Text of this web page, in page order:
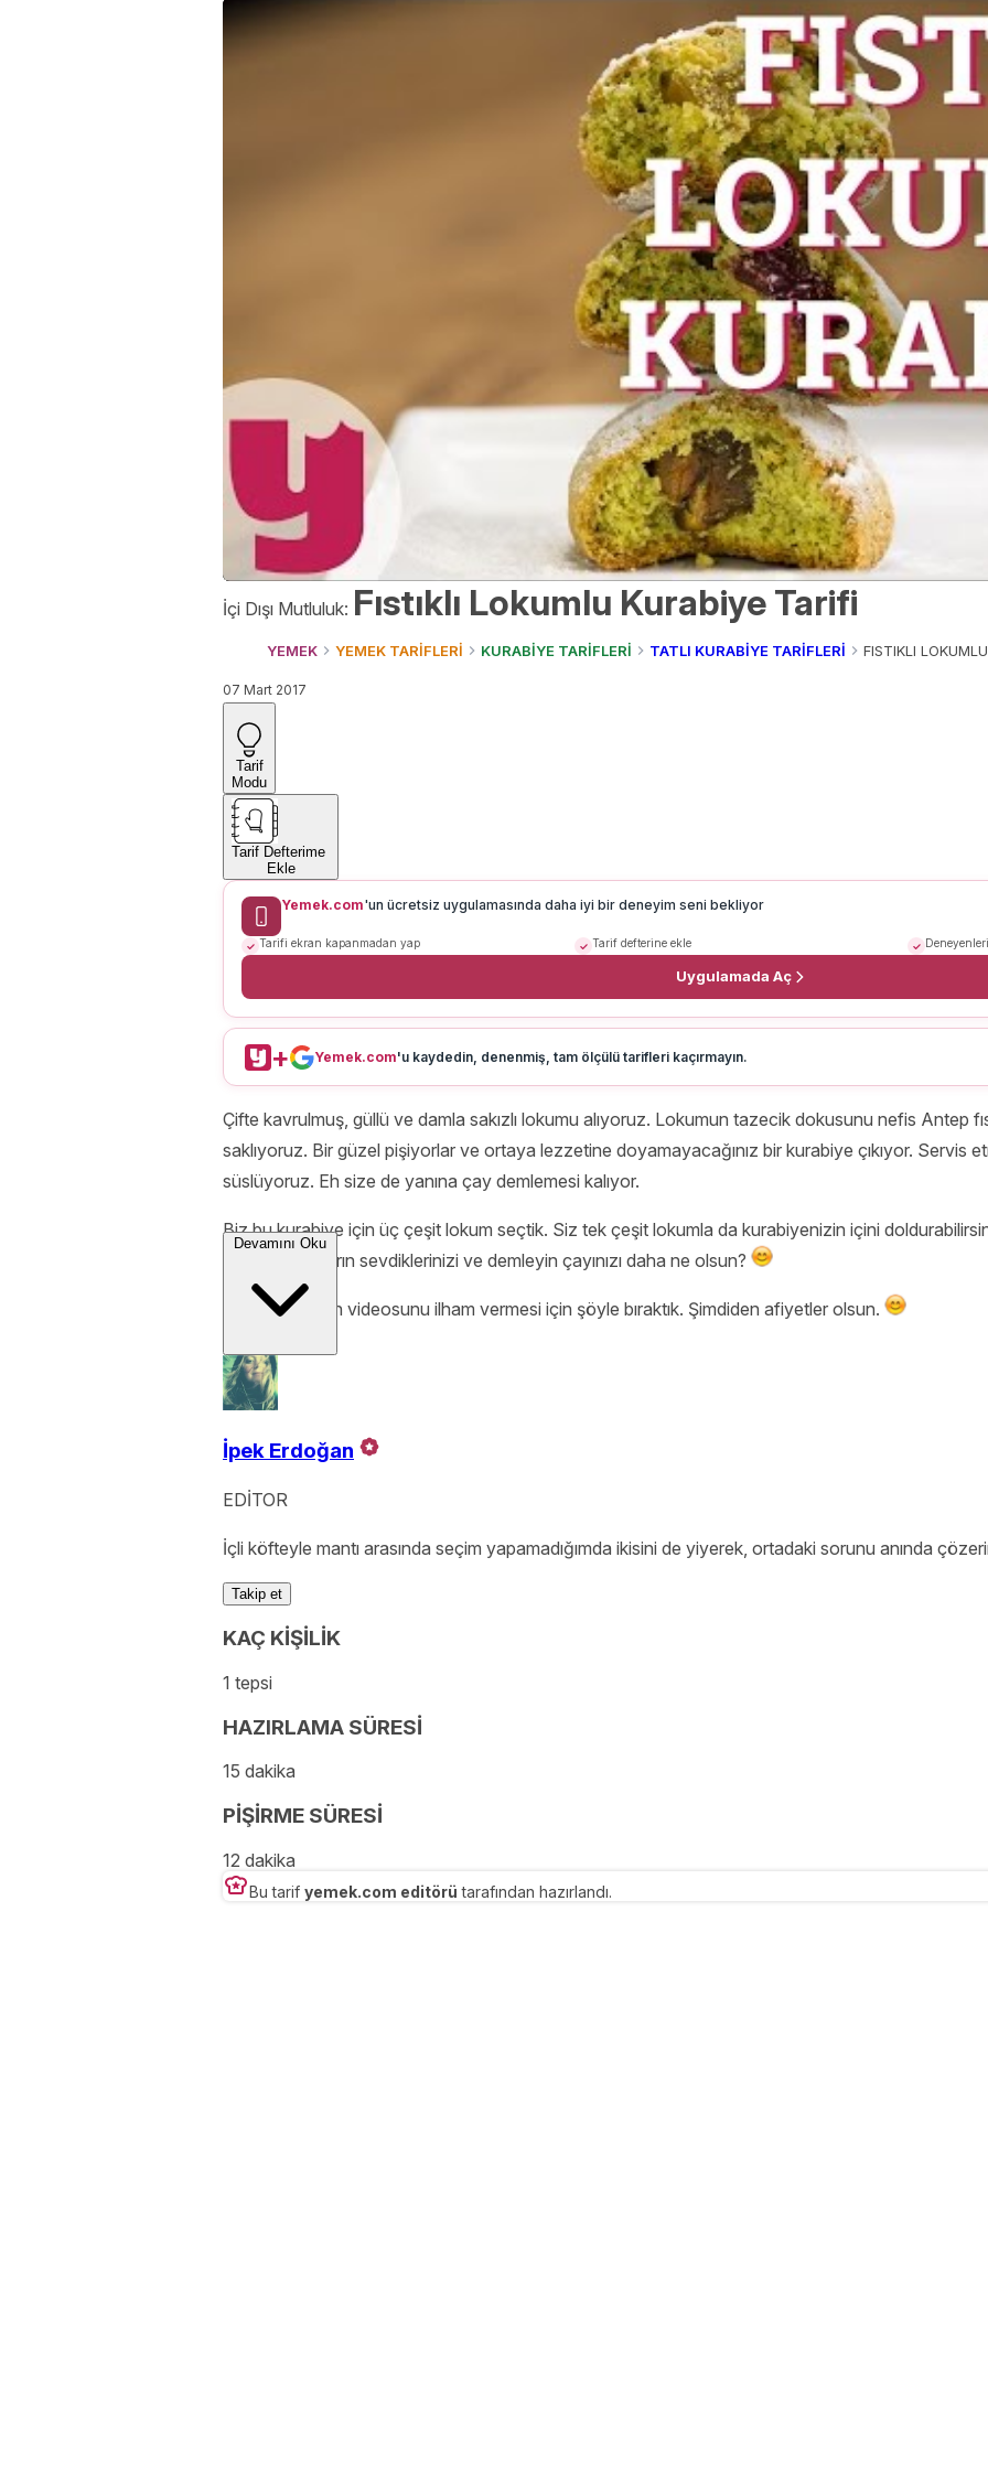
İçi Dışı Mutluluk: Fıstıklı Lokumlu Kurabiye Tarifi
YEMEK YEMEK TARİFLERİ KURABİYE TARİFLERİ TATLI KURABİYE TARİFLERİ FISTIKLI
07 Mart 2017
Tarif
Modu
Tarif Defterime
Ekle
Yemek.com'un ücretsiz uygulamasında daha iyi bir deneyim seni bekliyor
Tarifi ekran kapanmadan yap Tarif defterine ekle
Uygulamada Aç
+ Yemek.com'u kaydedin, denenmiş, tam ölçülü tarifleri kaçırmayın.
Çifte kavrulmuş, güllü ve damla sakızlı lokumu alıyoruz. Lokumun tazecik dokusunu nefis Antep
saklıyoruz. Bir güzel pişiyorlar ve ortaya lezzetine doyamayacağınız bir kurabiye çıkıyor. Servis
süslüyoruz. Eh size de yanına çay demlemesi kalıyor.
Biz bu kurabiye için üç çeşit lokum seçtik. Siz tek çeşit lokumla da kurabiyenizin içini
alternatif. Çağırın sevdiklerinizi ve demleyin çayınızı daha ne olsun?
Bu enfes tarifin videosunu ilham vermesi için şöyle bıraktık. Şimdiden afiyetler olsun.
Devamını Oku
İpek Erdoğan
EDİTOR
İçli köfteyle mantı arasında seçim yapamadığımda ikisini de yiyerek, ortadaki sorunu anında
Takip et
KAÇ KİŞİLİK
1 tepsi
HAZIRLAMA SÜRESİ
15 dakika
PİŞİRME SÜRESİ
12 dakika
Bu tarif yemek.com editörü tarafından hazırlandı.